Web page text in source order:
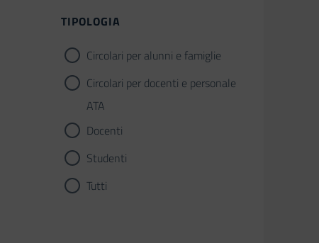
TIPOLOGIA
Circolari per alunni e famiglie
Circolari per docenti e personale
ATA
Docenti
Studenti
Tutti